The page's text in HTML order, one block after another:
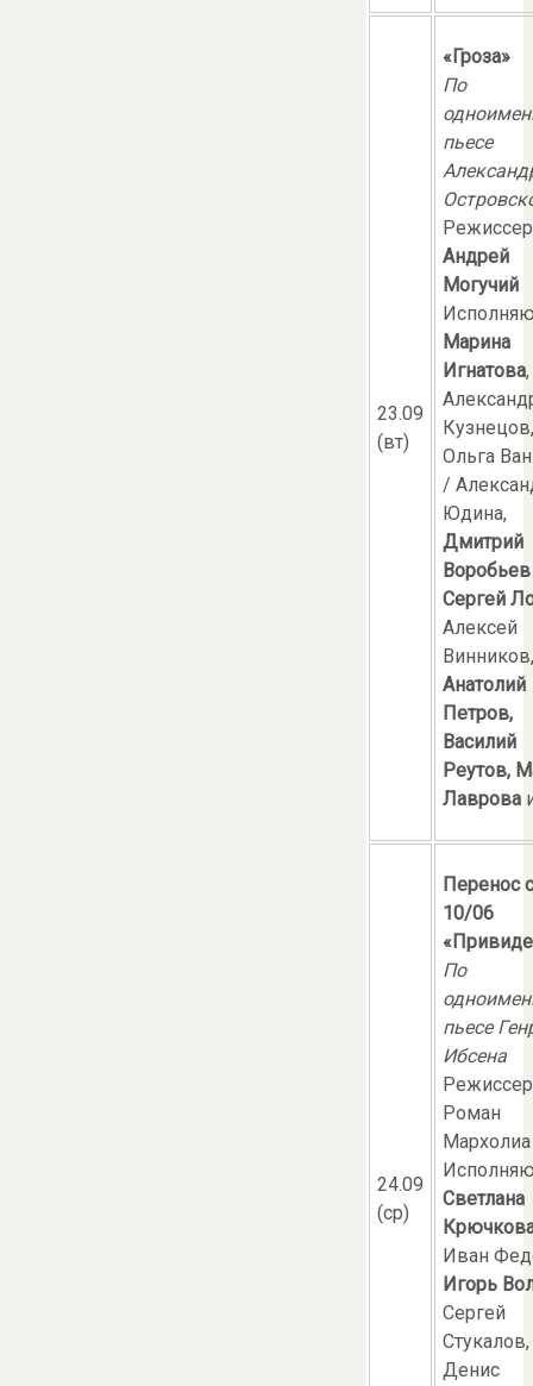
23.09
(вт)
«Гроза»
По
пьесе
Андрей
Могучий
Марина
Игнатова,
Кузнецов,
Ольга
/
Юдина,
Дмитрий
Воробьев
Сергей
Алексей
Винников,
Анатолий
Петров,
Василий
Реутов,
Лаврова
24.09
(ср)
Перенос с
10/06
По
пьесе
Ибсена
Роман
Мархолиа
Светлана
Иван
Игорь
Сергей
Стукалов,
Денис